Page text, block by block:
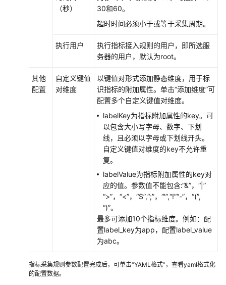
区
域）
卡
拉
（秒）
30和60。
超时时间必须小于或等于采集周期。
执行用户
执行指标接入规则的用户，即所选服
务器的用户，默认为root。
其他
配置
自定义键值
对维度
以键值对形式添加静态维度，用于标
识指标的附加属性。单击“添加维度”可
配置多个自定义键值对维度。
labelKey为指标附加属性的key。可
以包含大小写字母、数字、下划
线，且必须以字母或下划线开头。
自定义键值对维度的key不允许重
复。
labelValue为指标附加属性的key对
应的值。参数值不能包含:“&”，“|”
“>”，“<”，“$”,“;”，“'”,“!”“-”，“(”,
“)”。
最多可添加10个指标维度。例如：配
置label_key为app，配置label_value
为abc。
指标采集规则参数配置完成后，可单击“YAML格式”，查看yaml格式化
的配置数据。